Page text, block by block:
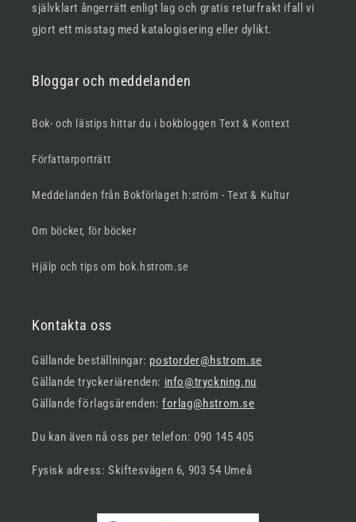
självklart ångerrätt enligt lag och gratis returfrakt ifall vi
gjort ett misstag med katalogisering eller dylikt.
Bloggar och meddelanden
Bok- och lästips hittar du i bokbloggen Text & Kontext
Författarporträtt
Meddelanden från Bokförlaget h:ström - Text & Kultur
Om böcker, för böcker
Hjälp och tips om bok.hstrom.se
Kontakta oss
Gällande beställningar: postorder@hstrom.se
Gällande tryckeriärenden: info@tryckning.nu
Gällande förlagsärenden:forlag@hstrom.se
Du kan även nå oss per telefon: 090 145 405
Fysisk adress: Skiftesvägen 6, 903 54 Umeå